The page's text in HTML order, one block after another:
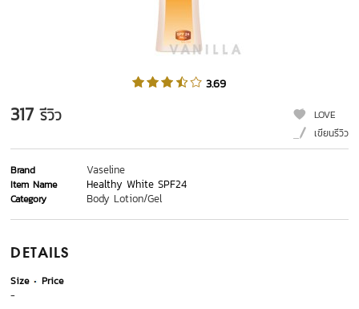
3.69
317 รีวิว
LOVE
เขียนรีวิว
Brand Vaseline
Item Name Healthy White SPF24
Category Body Lotion/Gel
DETAILS
Size
Price
-